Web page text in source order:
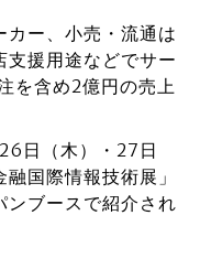
カー、小売・流通は
支援用途などでサー
を含め2億円の売上
日（木）・27日
国際情報技術展」
ンブースで紹介され